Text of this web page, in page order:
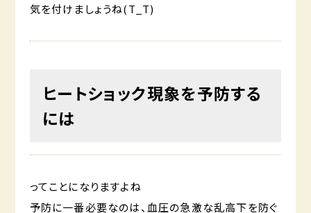
気を付けましょうね(T_T)
ヒートショック現象を予防する
には
ってことになりますよね
予防に一番必要なのは、血圧の急激な乱高下を防ぐ